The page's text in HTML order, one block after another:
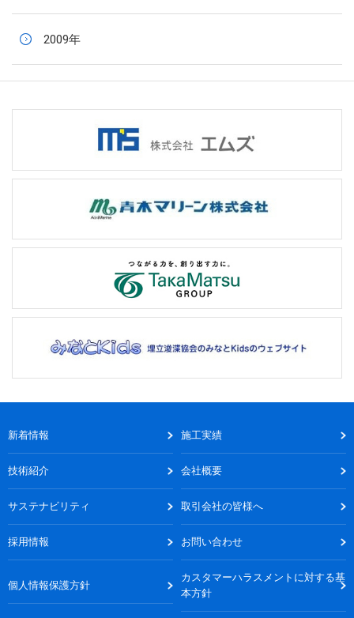
2009年
新着情報 施工実績
技術紹介 会社概要
サステナビリティ 取引会社の皆様へ
採用情報 お問い合わせ
個人情報保護方針
カスタマーハラスメントに対する基
本方針